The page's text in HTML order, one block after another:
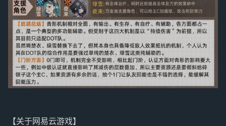
【关于网易云游戏】